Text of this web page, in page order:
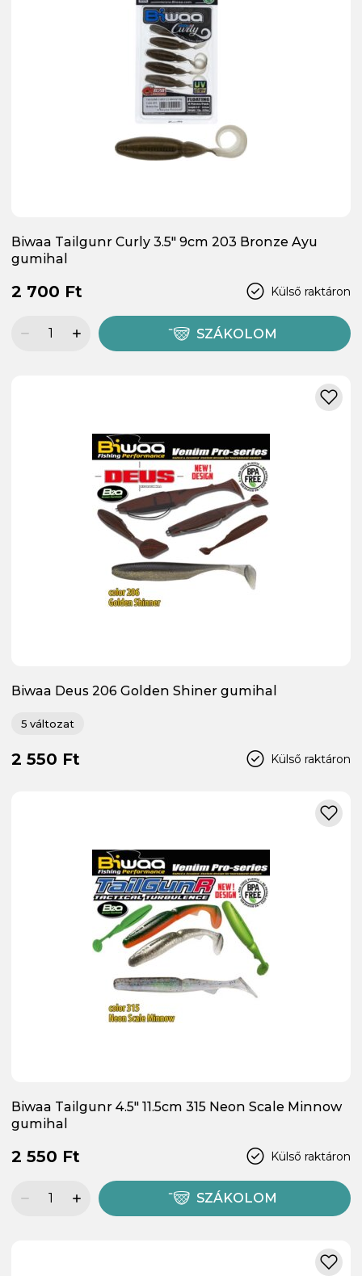
Biwaa Tailgunr Curly 3.5" 9cm 203 Bronze Ayu
gumihal
Külső raktáron
2 700 Ft
SZÁKOLOM
Biwaa Deus 206 Golden Shiner gumihal
5 változat
Külső raktáron
2 550 Ft
Biwaa Tailgunr 4.5" 11.5cm 315 Neon Scale Minnow
gumihal
Külső raktáron
2 550 Ft
SZÁKOLOM